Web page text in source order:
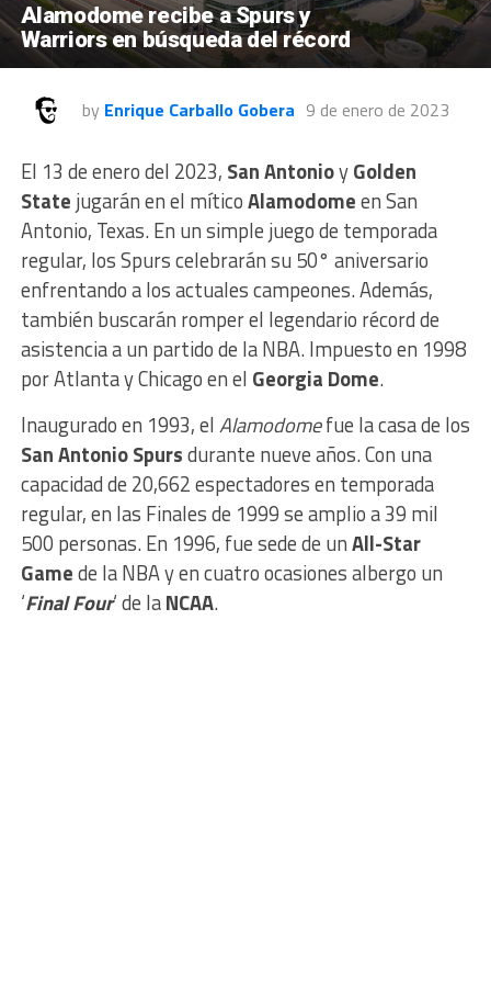
Alamodome recibe a Spurs y
Warriors en búsqueda del récord
by Enrique Carballo Gobera 9 de enero de 2023
El 13 de enero del 2023, San AntonioyGolden
State jugarán en el míticoAlamodomeen San
Antonio, Texas. En un simple juego de temporada
regular, los Spurs celebrarán su 50° aniversario
enfrentando a los actuales campeones. Además,
también buscarán romper el legendario récord de
asistencia a un partido de la NBA. Impuesto en 1998
por Atlanta y Chicago en el Georgia Dome.
Inaugurado en 1993, elAlamodomefue la casa de los
San Antonio Spursdurante nueve años. Con una
capacidad de 20,662 espectadores en temporada
regular, en las Finales de 1999 se amplio a 39 mil
500 personas. En 1996, fue sede de unAll-Star
Gamede la NBA y en cuatro ocasiones albergo un
‘Final Four‘ de laNCAA.